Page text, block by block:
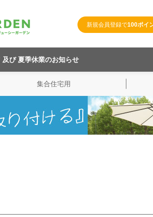
新規会員登録で100ポイ
び 夏季休業のお知らせ
集合住宅用